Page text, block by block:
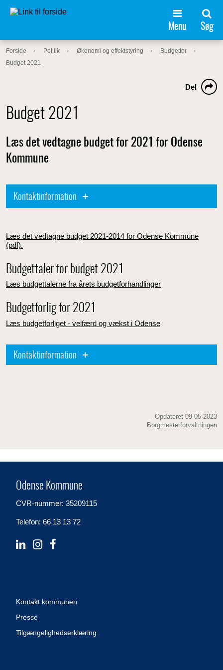
Menu Søg
Forside Politik Økonomi og effektstyring
Budgetter
Budget 2021
Budget 2021
Del
Læs det vedtagne budget for 2021 for Odense
Kommune
Kontaktinformation
Læs det vedtagne budget 2021-2014 for Odense Kommune
(pdf).
Budgettaler for budget 2021
Læs budgettalerne fra årets budgetforhandlinger
Budgetforlig for 2021
Læs budgetforliget - velfærd og vækst i Odense
Kontaktinformation
Opdateret 09-05-2023
Borgmesterforvaltningen
Odense Kommune
CVR-nummer: 35209115
Telefon: 66 13 13 72
Kontakt kommunen
Presse
Tilgængelighedserklæring